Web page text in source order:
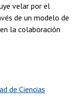
velar por el
de un modelo de
la colaboración
de Ciencias